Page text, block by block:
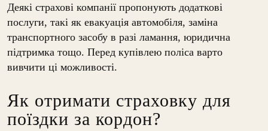
Деякі страхові компанії пропонують додаткові
послуги, такі як евакуація автомобіля, заміна
транспортного засобу в разі ламання, юридична
підтримка тощо. Перед купівлею поліса варто
вивчити ці можливості.
Як отримати страховку для
поїздки за кордон?